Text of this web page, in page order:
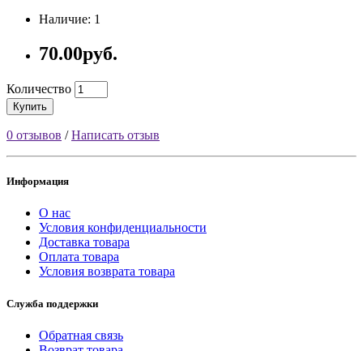
Наличие: 1
70.00руб.
Количество
Купить
0 отзывов /Написать отзыв
Информация
О нас
Условия конфиденциальности
Доставка товара
Оплата товара
Условия возврата товара
Служба поддержки
Обратная связь